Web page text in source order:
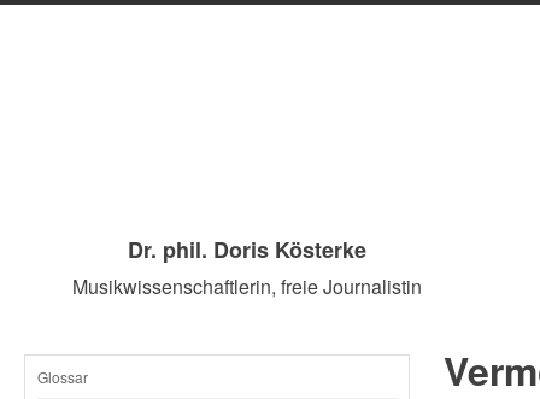
Dr. phil. Doris Kösterke
Musikwissenschaftlerin, freie Journalistin
SKIP
Glossar